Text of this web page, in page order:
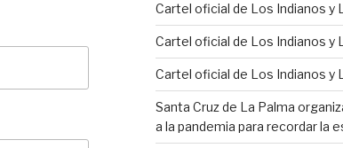
Cartel oficial de Los Indianos y
Cartel oficial de Los Indianos y
Cartel oficial de Los Indianos y
Santa Cruz de La Palma
a la pandemia para recordar la